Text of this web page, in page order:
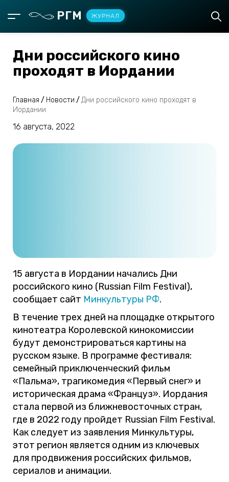
РГМ ЖУРНАЛ
Дни российского кино
проходят в Иордании
Главная / Новости / Дни российского кино проходят в
Иордании
16 августа, 2022
15 августа в Иордании начались Дни
российского кино (Russian Film Festival),
сообщает сайт Минкультуры РФ.
В течение трех дней на площадке открытого
кинотеатра Королевской кинокомиссии
будут демонстрироваться картины на
русском языке. В программе фестиваля:
семейный приключенческий фильм
«Пальма», трагикомедия «Первый снег» и
историческая драма «Француз». Иордания
стала первой из ближневосточных стран,
где в 2022 году пройдет Russian Film Festival.
Как следует из заявления Минкультуры,
этот регион является одним из ключевых
для продвижения российских фильмов,
сериалов и анимации.